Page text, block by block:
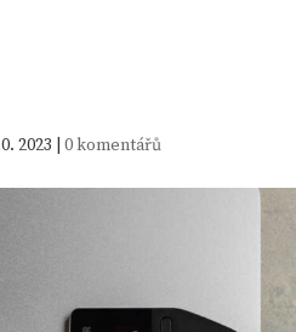
2023 |0 komentářů